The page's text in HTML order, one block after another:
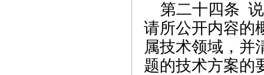
第二十四条
请所公开内容的
属技术领域，并
题的技术方案的